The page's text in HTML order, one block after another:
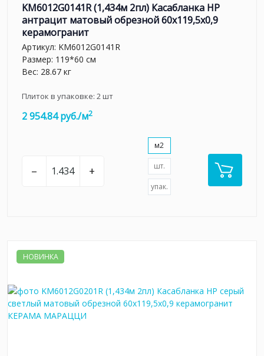
KM6012G0141R (1,434м 2пл) Касабланка HP
антрацит матовый обрезной 60x119,5x0,9
керамогранит
Артикул: KM6012G0141R
Размер: 119*60 см
Вес: 28.67 кг
Плиток в упаковке: 2шт
2 954.84 руб./м2
– +
м2
шт.
упак.
НОВИНКА